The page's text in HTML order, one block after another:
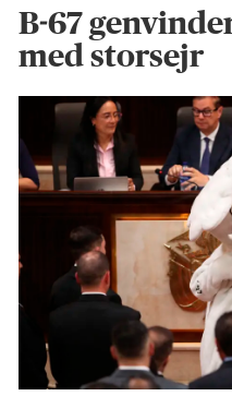
B-67
med storsejr